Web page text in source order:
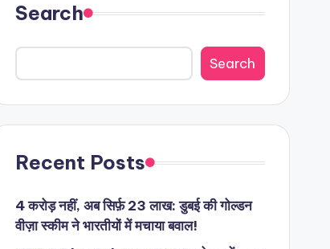
Search
Search
Recent Posts
4 करोड़ नहीं, अब सिर्फ़ 23 लाख: डुबई की गोल्डन
वीज़ा स्कीम ने भारतीयों में मचाया बवाल!